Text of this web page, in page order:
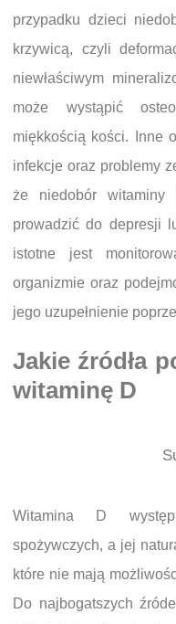
przypadku dzieci
krzywicą, czyli
niewłaściwym
może wystąpić
miękkością kości. Inne
infekcje oraz problemy
że niedobór
prowadzić do depresji
istotne jest
organizmie oraz
jego uzupełnienie
Jakie źródła
witaminę D
Witamina D
spożywczych, a jej
które nie mają
Do najbogatszych